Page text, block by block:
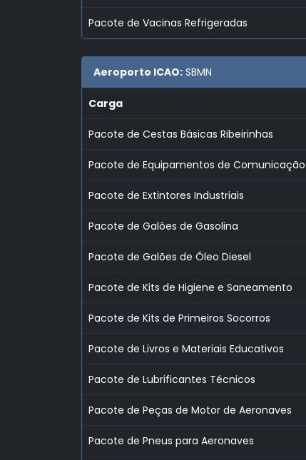
Pacote de Vacinas Refrigeradas
Aeroporto ICAO: SBMN
Carga
Pacote de Cestas Básicas Ribeirinhas
Pacote de Equipamentos de Comunicação
Pacote de Extintores Industriais
Pacote de Galões de Gasolina
Pacote de Galões de Óleo Diesel
Pacote de Kits de Higiene e Saneamento
Pacote de Kits de Primeiros Socorros
Pacote de Livros e Materiais Educativos
Pacote de Lubrificantes Técnicos
Pacote de Peças de Motor de Aeronaves
Pacote de Pneus para Aeronaves